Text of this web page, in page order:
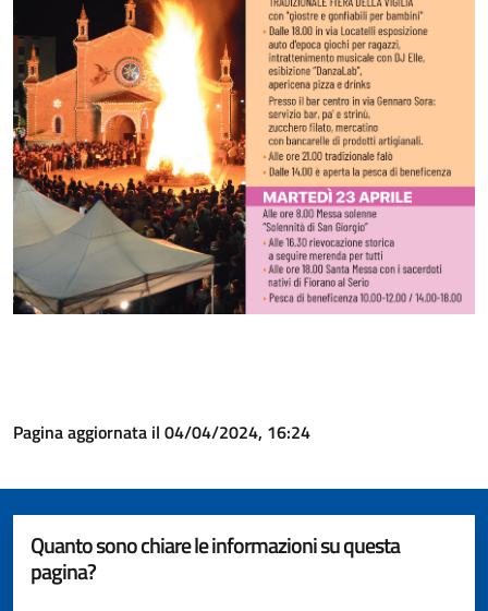
Pagina aggiornata il 04/04/2024, 16:24
Quanto sono chiare le informazioni su questa
pagina?